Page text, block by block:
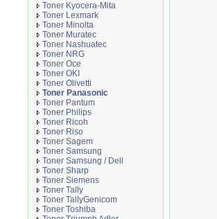
Toner Kyocera-Mita
Toner Lexmark
Toner Minolta
Toner Muratec
Toner Nashuatec
Toner NRG
Toner Oce
Toner OKI
Toner Olivetti
Toner Panasonic
Toner Pantum
Toner Philips
Toner Ricoh
Toner Riso
Toner Sagem
Toner Samsung
Toner Samsung / Dell
Toner Sharp
Toner Siemens
Toner Tally
Toner TallyGenicom
Toner Toshiba